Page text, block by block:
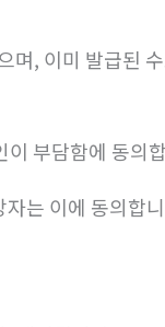
, 이미 발급된
이 부담함에 동의
는 이에 동의합